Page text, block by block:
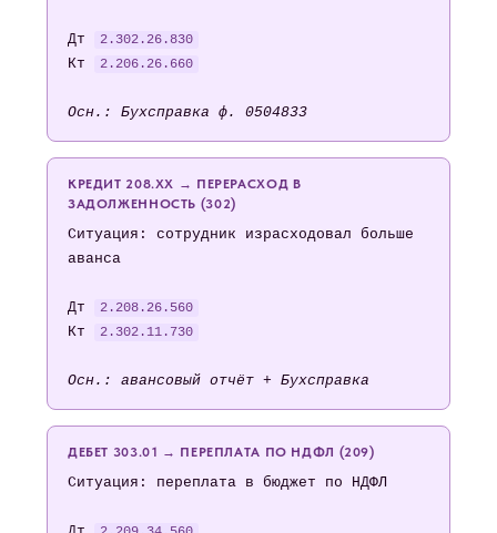
Дт 2.302.26.830
Кт 2.206.26.660
Осн.: Бухсправка ф. 0504833
КРЕДИТ 208.ХХ → ПЕРЕРАСХОД В
ЗАДОЛЖЕННОСТЬ (302)
Ситуация: сотрудник израсходовал больше
аванса
Дт 2.208.26.560
Кт 2.302.11.730
Осн.: авансовый отчёт + Бухсправка
ДЕБЕТ 303.01 → ПЕРЕПЛАТА ПО НДФЛ (209)
Ситуация: переплата в бюджет по НДФЛ